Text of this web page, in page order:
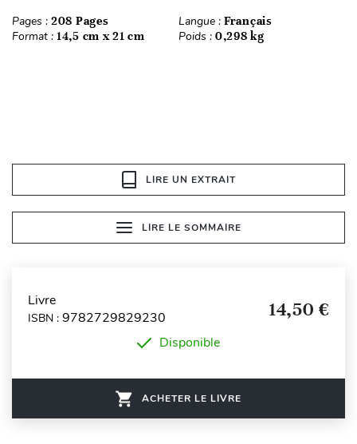
Pages : 208 Pages Langue : Français
Format : 14,5 cm x 21 cm Poids : 0,298 kg
LIRE UN EXTRAIT
LIRE LE SOMMAIRE
Livre
ISBN : 9782729829230 14,50 €
Disponible
ACHETER LE LIVRE